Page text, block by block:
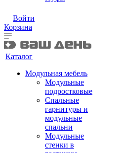
Войти
Корзина
Каталог
Модульная мебель
Модульные
подростковые
Спальные
гарнитуры и
модульные
спальни
Модульные
стенки в